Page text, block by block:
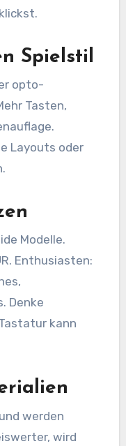
Spielstil
opto-
Tasten,
Layouts oder
Modelle.
Enthusiasten:
Denke
kann
werden
wird